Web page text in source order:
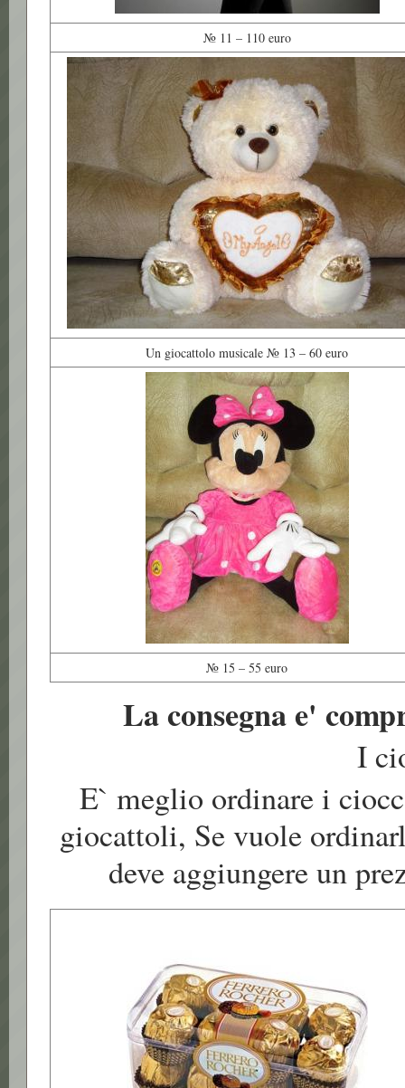
№ 11 – 110 euro
Un giocattolo musicale № 13 – 60 euro
№ 15 – 55 euro
La consegna e'
I
E` meglio ordinare i
giocattoli, Se vuole
deve aggiungere un